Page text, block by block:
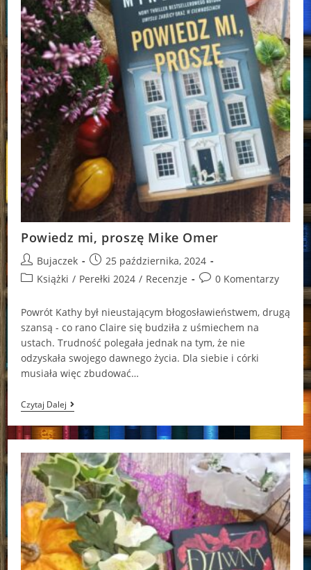
Powiedz mi, proszę Mike Omer
Post
author:
Bujaczek
Post
published:
25 października, 2024
PostKsiążki / Perełki 2024 / Recenzje
Post0 Komentarzy
Powrót Kathy był nieustającym błogosławieństwem, drugą
szansą - co rano Claire się budziła z uśmiechem na
ustach. Trudność polegała jednak na tym, że nie
odzyskała swojego dawnego życia. Dla siebie i córki
musiała więc zbudować…
Czytaj DalejPowiedz
Mi,
Proszę
Mike